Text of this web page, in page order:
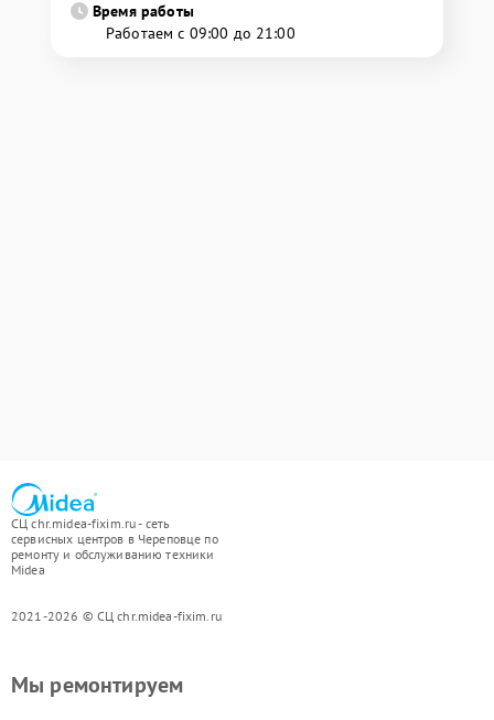
Время работы
Работаем с 09:00 до 21:00
СЦ chr.midea-fixim.ru - сеть
сервисных центров в Череповце по
ремонту и обслуживанию техники
Midea
2021-2026 © СЦ chr.midea-fixim.ru
Мы ремонтируем